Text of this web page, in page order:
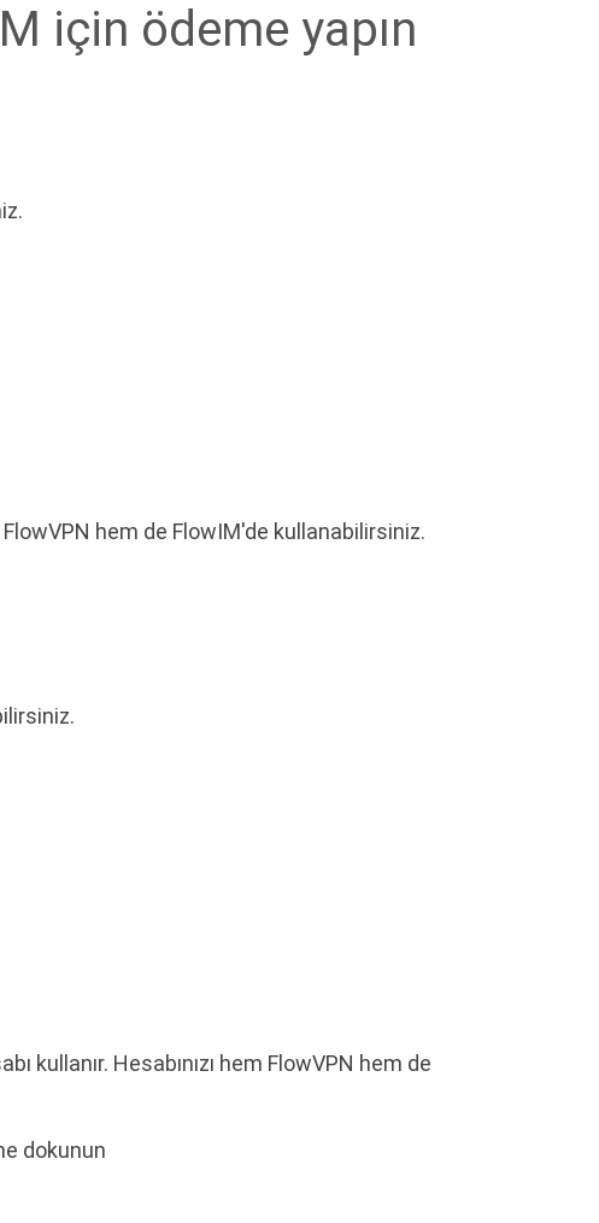
için ödeme yapın
FlowVPN hem de FlowIM'de kullanabilirsiniz.
kullanır. Hesabınızı hem FlowVPN hem de
dokunun